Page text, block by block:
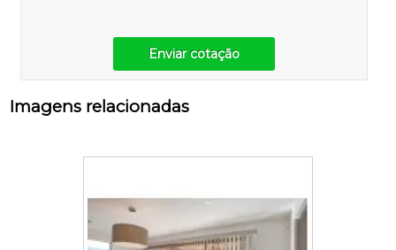
Enviar cotação
Imagens relacionadas